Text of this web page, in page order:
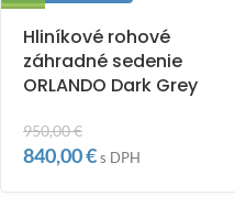
Hliníkové rohové
záhradné sedenie
ORLANDO Dark Grey
950,00€
840,00€s DPH